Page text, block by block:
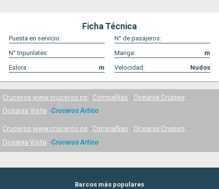
Ficha Técnica
Puesta en servicio:
N° de pasajeros:
N° tripunlates:
Manga:
m
Eslora:
m Velocidad: Nudos
Cruceros www.cruceros.co Compañías
Oceania Cruises
Oceania Vista
Cruceros Artico
Cruceros www.cruceros.co Compañías
Oceania Cruises
Oceania Vista
Cruceros Artico
Barcos más populares